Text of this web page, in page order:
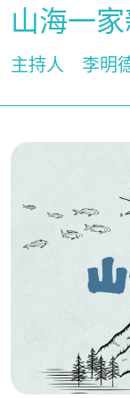
山海一
主持人 李明